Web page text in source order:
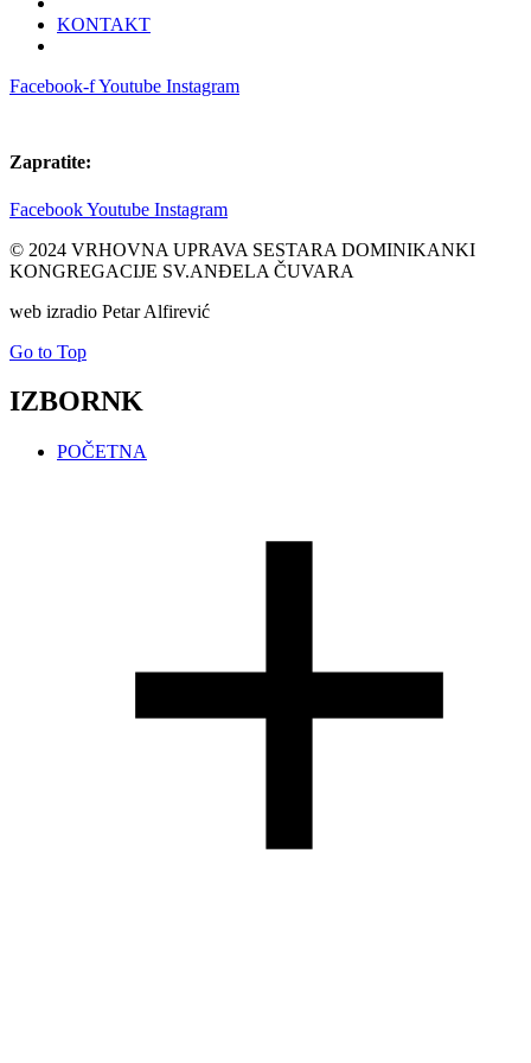
KONTAKT
Facebook-fYoutube Instagram
Zapratite:
FacebookYoutube Instagram
© 2024 VRHOVNA UPRAVA SESTARA DOMINIKANKI
KONGREGACIJE SV.ANĐELA ČUVARA
web izradio Petar Alfirević
Go to Top
IZBORNK
POČETNA